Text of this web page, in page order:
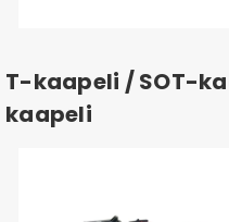
T-kaapeli / SOT-
kaapeli